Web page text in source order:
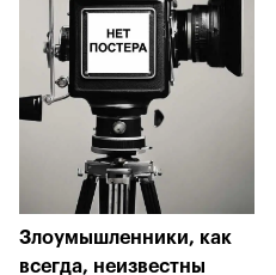
Злоумышленники, как
всегда, неизвестны